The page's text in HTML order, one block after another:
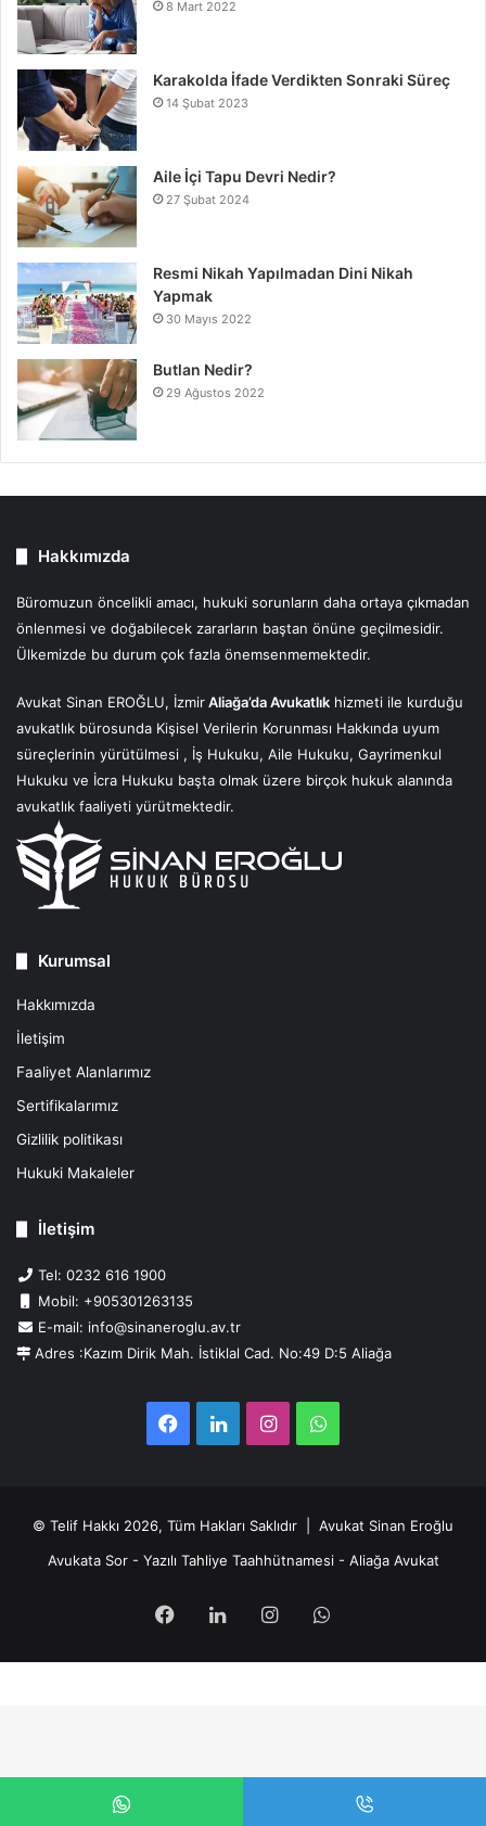
8 Mart 2022
Karakolda İfade Verdikten Sonraki Süreç
14 Şubat 2023
Aile İçi Tapu Devri Nedir?
27 Şubat 2024
Resmi Nikah Yapılmadan Dini Nikah
Yapmak
30 Mayıs 2022
Butlan Nedir?
29 Ağustos 2022
Hakkımızda
Büromuzun öncelikli amacı, hukuki sorunların daha ortaya çıkmadan
önlenmesi ve doğabilecek zararların baştan önüne geçilmesidir.
Ülkemizde bu durum çok fazla önemsenmemektedir.
Avukat Sinan EROĞLU, İzmirAliağa’da Avukatlık hizmeti ile kurduğu
avukatlık bürosunda Kişisel Verilerin Korunması Hakkında uyum
süreçlerinin yürütülmesi , İş Hukuku, Aile Hukuku, Gayrimenkul
Hukuku ve İcra Hukuku başta olmak üzere birçok hukuk alanında
avukatlık faaliyeti yürütmektedir.
Kurumsal
Hakkımızda
İletişim
Faaliyet Alanlarımız
Sertifikalarımız
Gizlilik politikası
Hukuki Makaleler
İletişim
Tel: 0232 616 1900
Mobil: +905301263135
E-mail: info@sinaneroglu.av.tr
Adres :Kazım Dirik Mah. İstiklal Cad. No:49 D:5 Aliağa
Facebook
LinkedInInstagramWhatsApp
© Telif Hakkı 2026, Tüm Hakları Saklıdır | Avukat Sinan Eroğlu
Avukata Sor- Yazılı Tahliye Taahhütnamesi- Aliağa Avukat
Facebook
LinkedInInstagramWhatsApp